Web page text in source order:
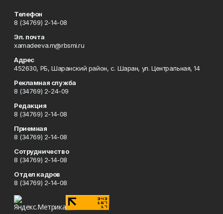
Телефон
8 (34769) 2-14-08
Эл. почта
xamadeeva.m@rbsmi.ru
Адрес
452630, РБ, Шаранский район, с. Шаран, ул. Центральная, 14
Рекламная служба
8 (34769) 2-24-09
Редакция
8 (34769) 2-14-08
Приемная
8 (34769) 2-14-08
Сотрудничество
8 (34769) 2-14-08
Отдел кадров
8 (34769) 2-14-08